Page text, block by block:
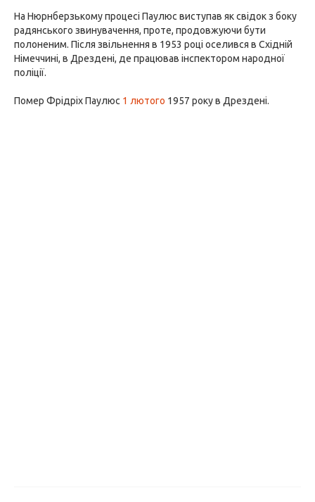
На Нюрнберзькому процесі Паулюс виступав як свідок з боку
радянського звинувачення, проте, продовжуючи бути
полоненим. Після звільнення в 1953 році оселився в Східній
Німеччині, в Дрездені, де працював інспектором народної
поліції.
Помер Фрідріх Паулюс 1 лютого 1957 року в Дрездені.